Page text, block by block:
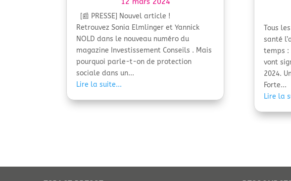
[📰 PRESSE] Nouvel article !
Retrouvez Sonia Elmlinger et Yannick
NOLD dans le nouveau numéro du
magazine Investissement Conseils . Mais
pourquoi parle-t-on de protection
sociale dans un...
Lire la suite...
Tous
santé
temps :
vont
2024.
Forte...
Lire la